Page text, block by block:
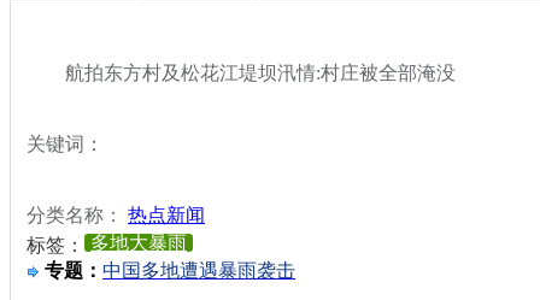
航拍东方村及松花江堤坝汛情:村庄被全部淹没
关键词：
分类名称： 热点新闻
标签：
多地大暴雨
专题： 中国多地遭遇暴雨袭击